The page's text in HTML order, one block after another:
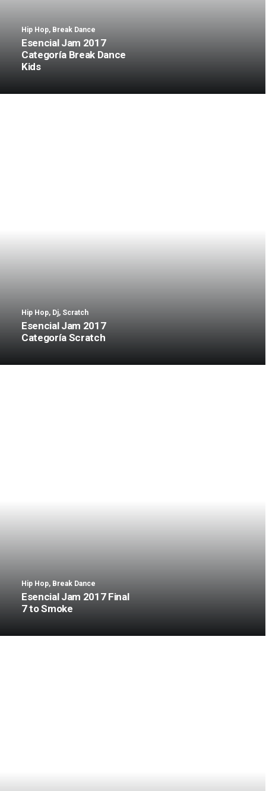
Hip Hop, Break Dance
Esencial Jam 2017
Categoría Break Dance
Kids
Hip Hop, Dj, Scratch
Esencial Jam 2017
Categoría Scratch
Hip Hop, Break Dance
Esencial Jam 2017 Final
7 to Smoke